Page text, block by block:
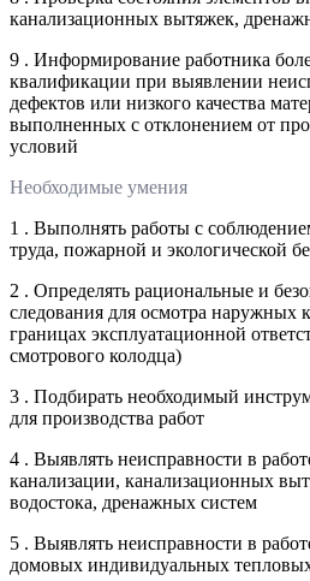
канализационных вытяжек,
9 . Информирование работника
квалификации при выявлении
дефектов или низкого качества
выполненных с отклонением от
условий
Необходимые умения
1 . Выполнять работы с
труда, пожарной и экологической
2 . Определять рациональные и
следования для осмотра наружных
границах эксплуатационной
смотрового колодца)
3 . Подбирать необходимый
для производства работ
4 . Выявлять неисправности в
канализации, канализационных
водостока, дренажных систем
5 . Выявлять неисправности в
домовых индивидуальных